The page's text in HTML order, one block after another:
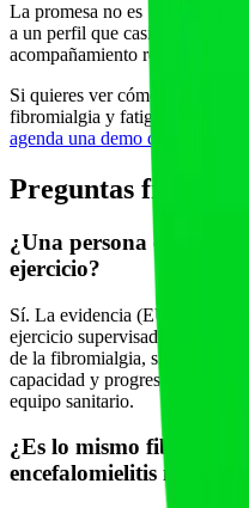
La promesa no es "más
a un perfil que casi nadie
acompañamiento real.
Si quieres ver cómo
fibromialgia y fatiga crónica
agenda una demo de Fitai Labs
Preguntas
¿Una persona con
ejercicio?
Sí. La evidencia (EULAR,
ejercicio supervisado e
de la fibromialgia, siempre que
capacidad y progrese de
equipo sanitario.
¿Es lo mismo
encefalomielitis miálgica?